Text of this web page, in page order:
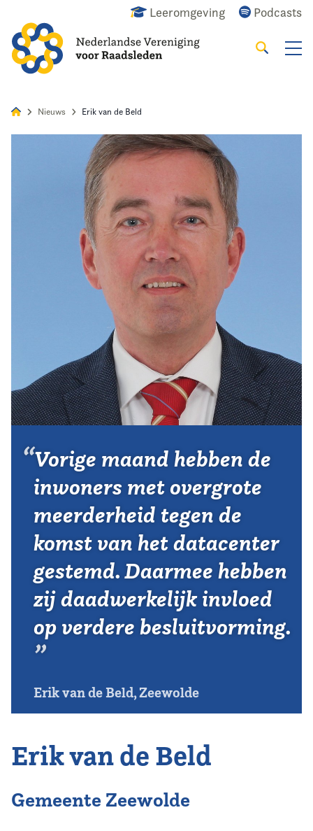
Leeromgeving Podcasts
Zoeken
Opleiding & Ontwikkeling
Kennis & Informatie
Contact
Nieuws Erik van de Beld
Vorige maand hebben de
inwoners met overgrote
meerderheid tegen de
komst van het datacenter
gestemd. Daarmee hebben
zij daadwerkelijk invloed
op verdere besluitvorming.
Erik van de Beld, Zeewolde
Erik van de Beld
Gemeente Zeewolde